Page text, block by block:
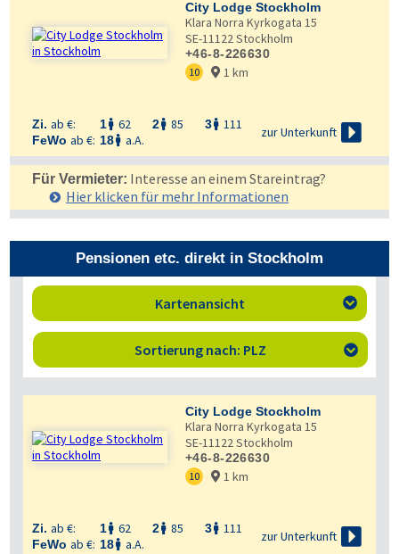
City Lodge Stockholm
Klara Norra Kyrkogata 15
SE-11122Stockholm
+46-8-226630
10  1 km
Zi. ab €: 1 62 2 85 3 111
FeWo ab €: 18 a.A.
zur Unterkunft 
Für Vermieter: Interesse an einem Stareintrag?
Hier klicken für mehr Informationen
Pensionen etc. direkt in Stockholm
Kartenansicht 
Sortierung nach: PLZ 
City Lodge Stockholm
Klara Norra Kyrkogata 15
SE-11122Stockholm
+46-8-226630
10  1 km
Zi. ab €: 1 62 2 85 3 111
FeWo ab €: 18 a.A.
zur Unterkunft 